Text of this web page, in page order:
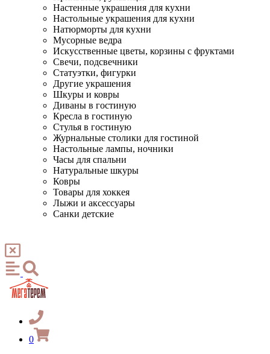
Настенные украшения для кухни
Настольные украшения для кухни
Натюрморты для кухни
Мусорные ведра
Искусственные цветы, корзины с фруктами
Свечи, подсвечники
Статуэтки, фигурки
Другие украшения
Шкуры и ковры
Диваны в гостиную
Кресла в гостиную
Стулья в гостиную
Журнальные столики для гостиной
Настольные лампы, ночники
Часы для спальни
Натуральные шкуры
Ковры
Товары для хоккея
Лыжи и аксессуары
Санки детские
0